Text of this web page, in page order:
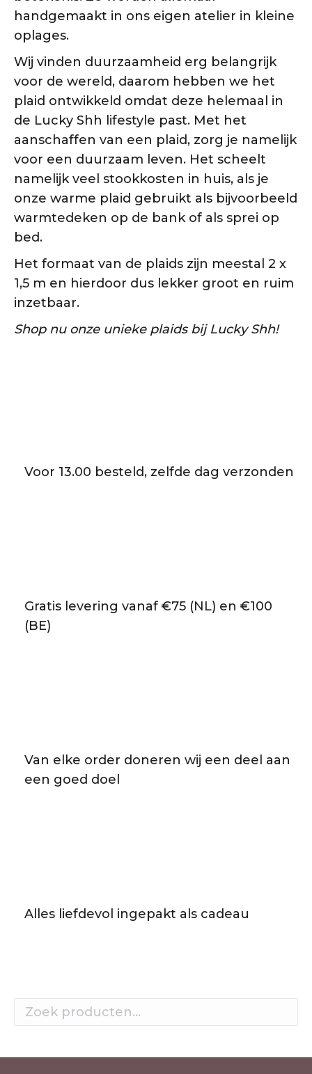
handgemaakt in ons eigen atelier in kleine
oplages.
Wij vinden duurzaamheid erg belangrijk
voor de wereld, daarom hebben we het
plaid ontwikkeld omdat deze helemaal in
de Lucky Shh lifestyle past. Met het
aanschaffen van een plaid, zorg je namelijk
voor een duurzaam leven. Het scheelt
namelijk veel stookkosten in huis, als je
onze warme plaid gebruikt als bijvoorbeeld
warmtedeken op de bank of als sprei op
bed.
Het formaat van de plaids zijn meestal 2 x
1,5 m en hierdoor dus lekker groot en ruim
inzetbaar.
Shop nu onze unieke plaids bij Lucky Shh!
Voor 13.00 besteld, zelfde dag verzonden
Gratis levering vanaf €75 (NL) en €100
(BE)
Van elke order doneren wij een deel aan
een goed doel
Alles liefdevol ingepakt als cadeau